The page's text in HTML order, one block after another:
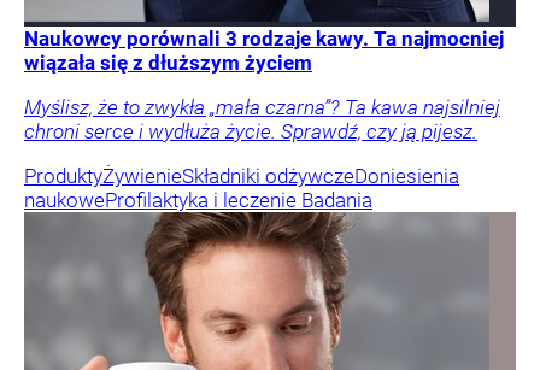
Naukowcy porównali 3 rodzaje kawy. Ta najmocniej
wiązała się z dłuższym życiem
Myślisz, że to zwykła „mała czarna”? Ta kawa najsilniej
chroni serce i wydłuża życie. Sprawdź, czy ją pijesz.
ProduktyŻywienieSkładniki odżywczeDoniesienia
naukoweProfilaktyka i leczenie Badania